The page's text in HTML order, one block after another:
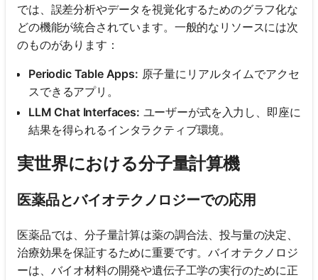
では、誤差分析やデータを視覚化するためのグラフ化な
どの機能が統合されています。一般的なリソースには次
のものがあります：
Periodic Table Apps: 原子量にリアルタイムでアクセ
スできるアプリ。
LLM Chat Interfaces: ユーザーが式を入力し、即座に
結果を得られるインタラクティブ環境。
実世界における分子量計算機
医薬品とバイオテクノロジーでの応用
医薬品では、分子量計算は薬の調合法、投与量の決定、
治療効果を保証するために重要です。バイオテクノロジ
ーは、バイオ材料の開発や遺伝子工学の実行のために正